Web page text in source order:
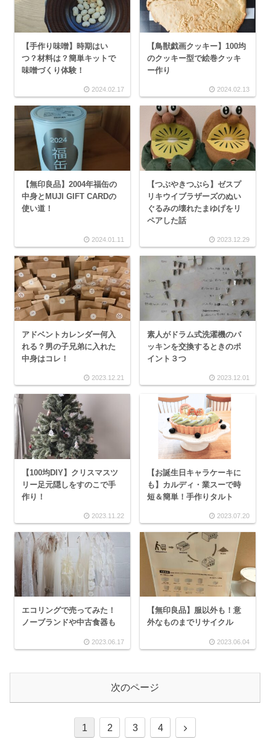
【手作り味噌】時期はい
つ？材料は？簡単キットで
味噌づくり体験！
2024.02.17
【鳥獣戯画クッキー】100均
のクッキー型で絵巻クッキ
ー作り
2024.02.13
【無印良品】2004年福缶の
中身とMUJI GIFT CARDの
使い道！
2024.01.11
【つぶやきつぶら】ゼスプ
リキウイブラザーズのぬい
ぐるみの壊れたまゆげをリ
ペアした話
2023.12.29
アドベントカレンダー何入
れる？男の子兄弟に入れた
中身はコレ！
2023.12.21
素人がドラム式洗濯機のパ
ッキンを交換するときのポ
イント３つ
2023.12.01
【100均DIY】クリスマスツ
リー足元隠しをすのこで手
作り！
2023.11.22
【お誕生日キャラケーキに
も】カルディ・業スーで時
短＆簡単！手作りタルト
2023.07.20
エコリングで売ってみた！
ノーブランドや中古食器も
2023.06.17
【無印良品】服以外も！意
外なものまでリサイクル
2023.06.04
次のページ
1 2 3 4